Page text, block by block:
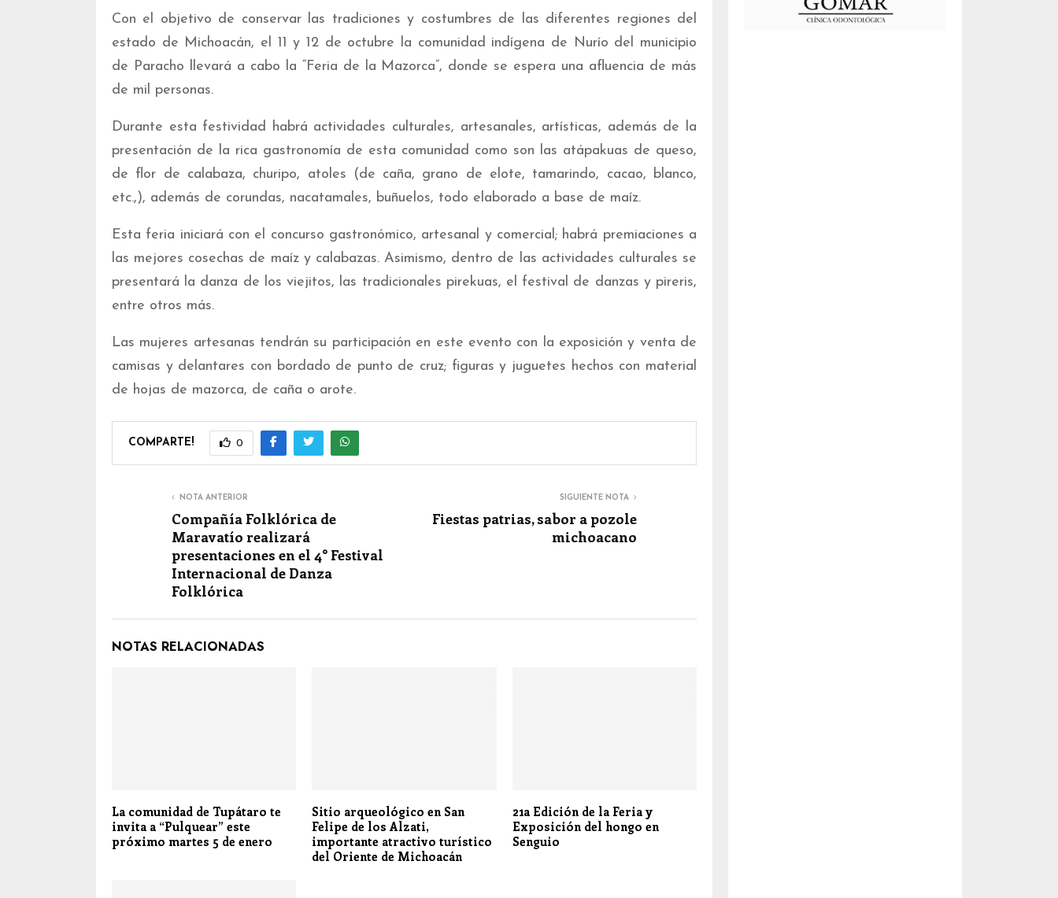
Con el objetivo de conservar las tradiciones y costumbres de las diferentes regiones del
estado de Michoacán, el 11 y 12 de octubre la comunidad indígena de Nurío del municipio
de Paracho llevará a cabo la “Feria de la Mazorca”, donde se espera una afluencia de más
de mil personas.
Durante esta festividad habrá actividades culturales, artesanales, artísticas, además de la
presentación de la rica gastronomía de esta comunidad como son las atápakuas de queso,
de flor de calabaza, churipo, atoles (de caña, grano de elote, tamarindo, cacao, blanco,
etc.,), además de corundas, nacatamales, buñuelos, todo elaborado a base de maíz.
Esta feria iniciará con el concurso gastronómico, artesanal y comercial; habrá premiaciones a
las mejores cosechas de maíz y calabazas. Asimismo, dentro de las actividades culturales se
presentará la danza de los viejitos, las tradicionales pirekuas, el festival de danzas y pireris,
entre otros más.
Las mujeres artesanas tendrán su participación en este evento con la exposición y venta de
camisas y delantares con bordado de punto de cruz; figuras y juguetes hechos con material
de hojas de mazorca, de caña o arote.
COMPARTE! 0
NOTA ANTERIOR
Compañía Folklórica de
Maravatío realizará
presentaciones en el 4° Festival
Internacional de Danza
Folklórica
SIGUIENTE NOTA
Fiestas patrias, sabor a pozole
michoacano
NOTAS RELACIONADAS
La comunidad de Tupátaro te
invita a “Pulquear” este
próximo martes 5 de enero
Sitio arqueológico en San
Felipe de los Alzati,
importante atractivo turístico
del Oriente de Michoacán
21a Edición de la Feria y
Exposición del hongo en
Senguio